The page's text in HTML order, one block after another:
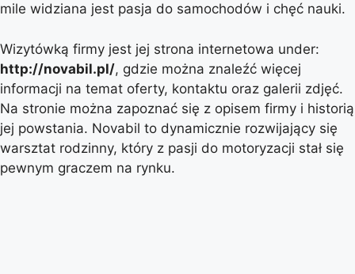
mile widziana jest pasja do samochodów i chęć nauki.
Wizytówką firmy jest jej strona internetowa under:
http://novabil.pl/, gdzie można znaleźć więcej
informacji na temat oferty, kontaktu oraz galerii zdjęć.
Na stronie można zapoznać się z opisem firmy i historią
jej powstania. Novabil to dynamicznie rozwijający się
warsztat rodzinny, który z pasji do motoryzacji stał się
pewnym graczem na rynku.